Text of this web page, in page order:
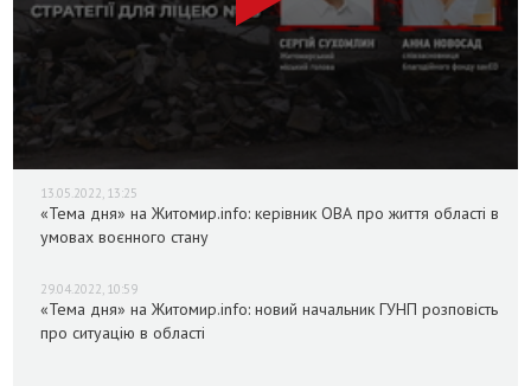
13.05.2022, 13:25
«Тема дня» на Житомир.info: керівник ОВА про життя області в
умовах воєнного стану
29.04.2022, 10:59
«Тема дня» на Житомир.info: новий начальник ГУНП розповість
про ситуацію в області